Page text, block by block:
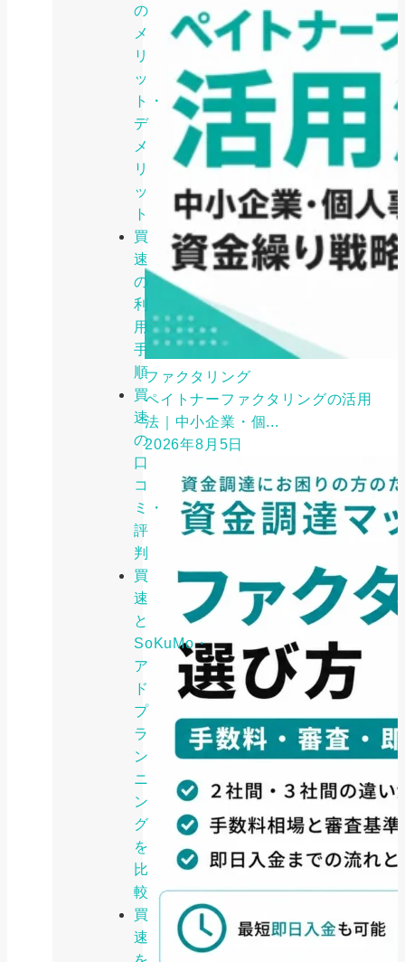
の
メ
リ
ッ
ト・
デ
メ
リ
ッ
ト
買
速
の
利
用
手
順
買
速
の
口
コ
ミ・
評
判
買
速
と
SoKuMo・
ア
ド
プ
ラ
ン
ニ
ン
グ
を
比
較
買
速
ファクタリング
ペイトナーファクタリングの活用
法｜中小企業・個...
2026年8月5日